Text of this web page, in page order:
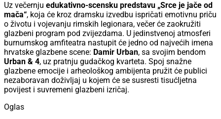
Uz večernju edukativno-scensku predstavu „Srce je jače od
mača“, koja će kroz dramsku izvedbu ispričati emotivnu priču
o životu i vojevanju rimskih legionara, večer će zaokružiti
glazbeni program pod zvijezdama. U jedinstvenoj atmosferi
burnumskog amfiteatra nastupit će jedno od najvećih imena
hrvatske glazbene scene: Damir Urban, sa svojim bendom
Urban & 4, uz pratnju gudačkog kvarteta. Spoj snažne
glazbene emocije i arheološkog ambijenta pružit će publici
nezaboravan doživljaj u kojem će se susresti tisućljetna
povijest i suvremeni glazbeni izričaj.
Oglas